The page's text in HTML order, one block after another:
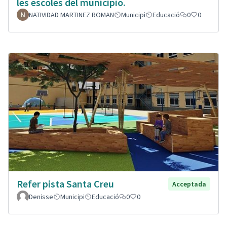
NATIVIDAD MARTINEZ ROMAN Municipi Educació 0 0
Refer pista Santa Creu
Acceptada
Denisse
Municipi Educació 0 0